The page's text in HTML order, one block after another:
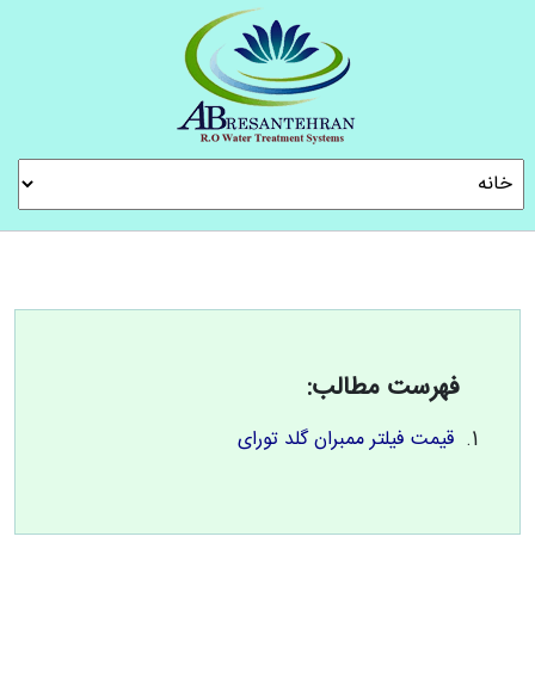
فهرست مطالب:
قیمت فیلتر ممبران گلد تورای